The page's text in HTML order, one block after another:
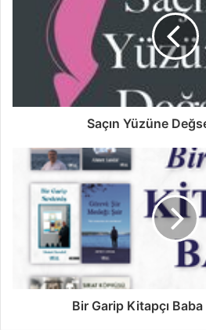
Saçın Yüzüne
Bir Garip Kitapçı Baba